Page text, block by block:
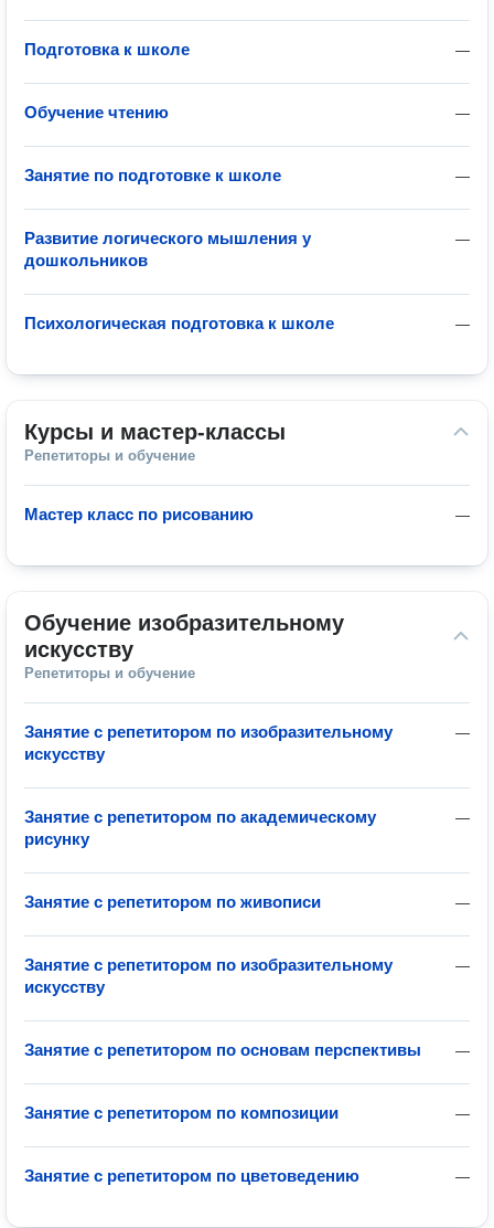
—
Подготовка к школе
—
Обучение чтению
—
Занятие по подготовке к школе
—
Развитие логического мышления у
дошкольников
—
Психологическая подготовка к школе
Курсы и мастер-классы
Репетиторы и обучение
—
Мастер класс по рисованию
Обучение изобразительному
искусству
Репетиторы и обучение
—
Занятие с репетитором по изобразительному
искусству
—
Занятие с репетитором по академическому
рисунку
—
Занятие с репетитором по живописи
—
Занятие с репетитором по изобразительному
искусству
—
Занятие с репетитором по основам перспективы
—
Занятие с репетитором по композиции
—
Занятие с репетитором по цветоведению